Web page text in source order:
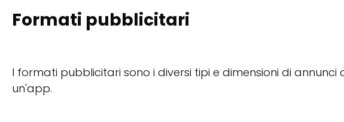
Formati pubblicitari
I formati pubblicitari sono i diversi tipi e dimensioni di
un'app.